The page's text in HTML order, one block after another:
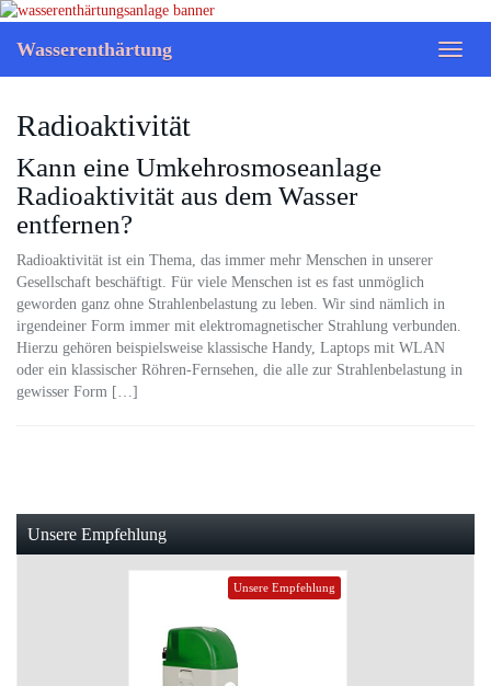
Skip
main
content
Toggle
Wasserenthärtung
Radioaktivität
Kann eine Umkehrosmoseanlage
Radioaktivität aus dem Wasser
entfernen?
Radioaktivität ist ein Thema, das immer mehr Menschen in unserer
Gesellschaft beschäftigt. Für viele Menschen ist es fast unmöglich
geworden ganz ohne Strahlenbelastung zu leben. Wir sind nämlich in
irgendeiner Form immer mit elektromagnetischer Strahlung verbunden.
Hierzu gehören beispielsweise klassische Handy, Laptops mit WLAN
oder ein klassischer Röhren-Fernsehen, die alle zur Strahlenbelastung in
gewisser Form […]
Unsere Empfehlung
Unsere Empfehlung